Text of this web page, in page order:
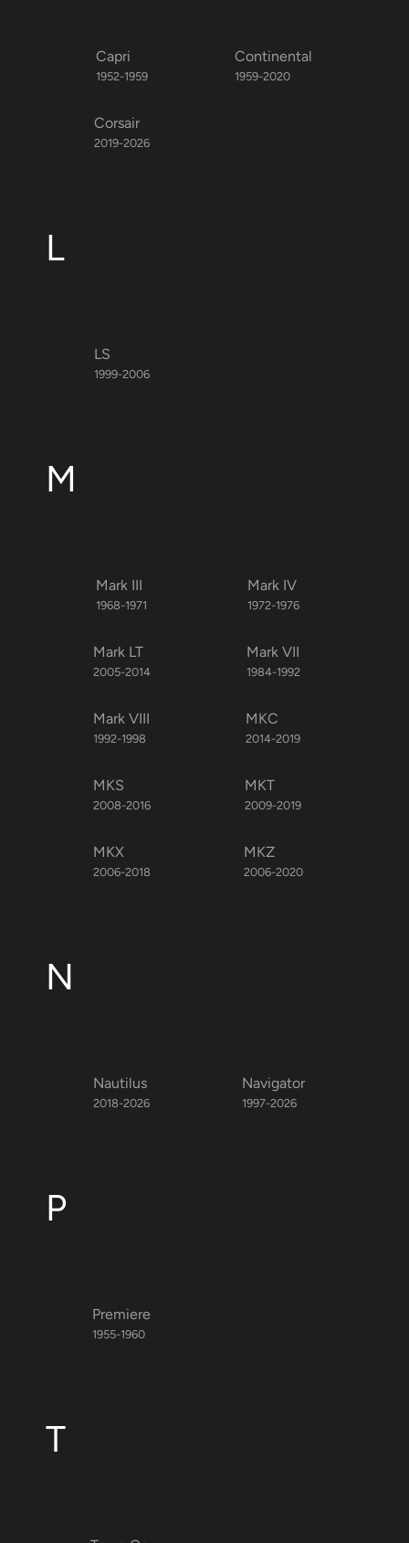
Capri
1952-1959
Continental
1959-2020
Corsair
2019-2026
L
LS
1999-2006
M
Mark III
1968-1971
Mark IV
1972-1976
Mark LT
2005-2014
Mark VII
1984-1992
Mark VIII
1992-1998
MKC
2014-2019
MKS
2008-2016
MKT
2009-2019
MKX
2006-2018
MKZ
2006-2020
N
Nautilus
2018-2026
Navigator
1997-2026
P
Premiere
1955-1960
T